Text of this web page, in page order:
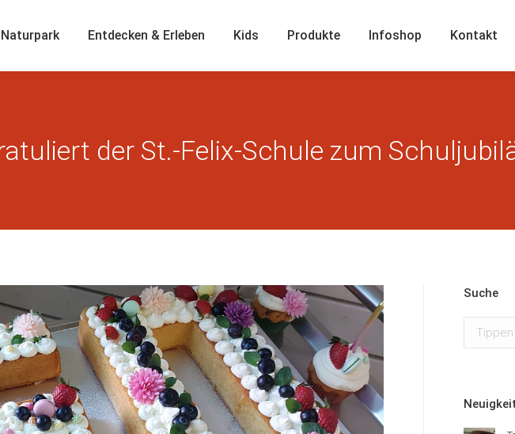
Naturpark Entdecken & Erleben Kids Produkte Infoshop Kontakt
der St.-Felix-Schule zum
Suche